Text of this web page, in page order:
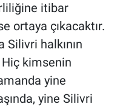
itibar
ortaya çıkacaktır.
halkının
Hiç kimsenin
yine
yine Silivri